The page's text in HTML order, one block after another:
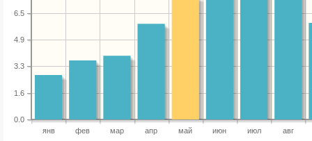
янв фев мар апр май июн июл авг
0.0
1.6
3.3
4.9
6.5